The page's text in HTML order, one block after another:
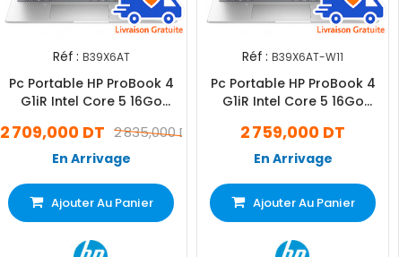
Réf : B39X6AT
Pc Portable HP ProBook 4
G1iR Intel Core 5 16Go
2 835,000 DT
2 709,000 DT
En Arrivage
Ajouter Au Panier
Réf : B39X6AT-W11
Pc Portable HP ProBook 4
G1iR Intel Core 5 16Go
2 759,000 DT
En Arrivage
Ajouter Au Panier